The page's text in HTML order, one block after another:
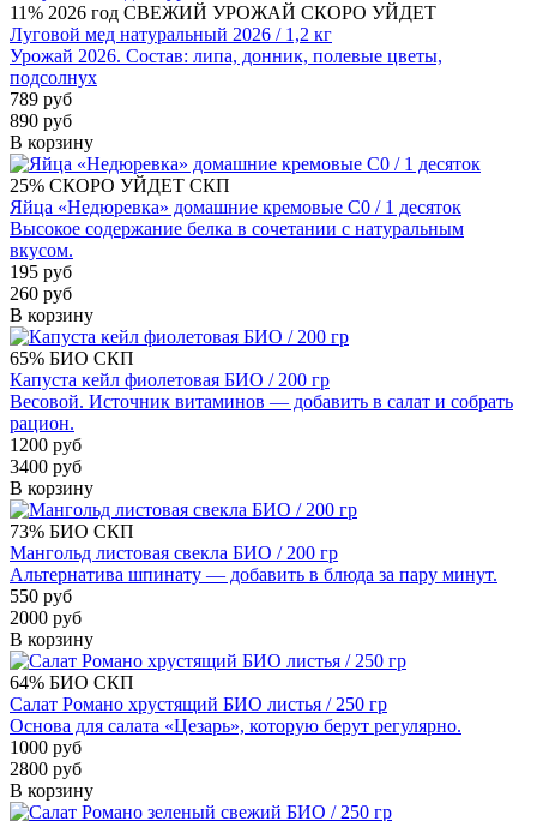
11% 2026 год СВЕЖИЙ УРОЖАЙ СКОРО УЙДЕТ
Луговой мед натуральный 2026 / 1,2 кг
Урожай 2026. Состав: липа, донник, полевые цветы,
подсолнух
789 руб
890 руб
В корзину
25% СКОРО УЙДЕТ СКП
Яйца «Недюревка» домашние кремовые С0 / 1 десяток
Высокое содержание белка в сочетании с натуральным
вкусом.
195 руб
260 руб
В корзину
65% БИО СКП
Капуста кейл фиолетовая БИО / 200 гр
Весовой. Источник витаминов — добавить в салат и собрать
рацион.
1200 руб
3400 руб
В корзину
73% БИО СКП
Мангольд листовая свекла БИО / 200 гр
Альтернатива шпинату — добавить в блюда за пару минут.
550 руб
2000 руб
В корзину
64% БИО СКП
Салат Романо хрустящий БИО листья / 250 гр
Основа для салата «Цезарь», которую берут регулярно.
1000 руб
2800 руб
В корзину